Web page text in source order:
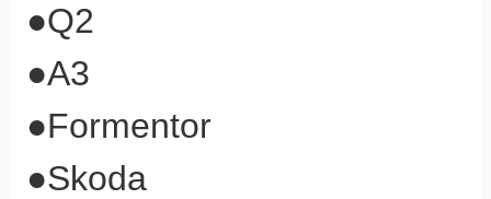
●Q2
●A3
●Formentor
●Skoda